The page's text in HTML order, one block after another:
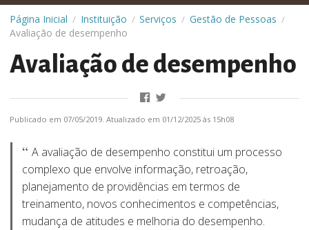
Página Inicial / Instituição / Serviços / Gestão de Pessoas /
Avaliação de desempenho
Avaliação de desempenho
Publicado em 07/05/2019. Atualizado em 01/12/2025 às 15h08
A avaliação de desempenho constitui um processo
complexo que envolve informação, retroação,
planejamento de providências em termos de
treinamento, novos conhecimentos e competências,
mudança de atitudes e melhoria do desempenho.